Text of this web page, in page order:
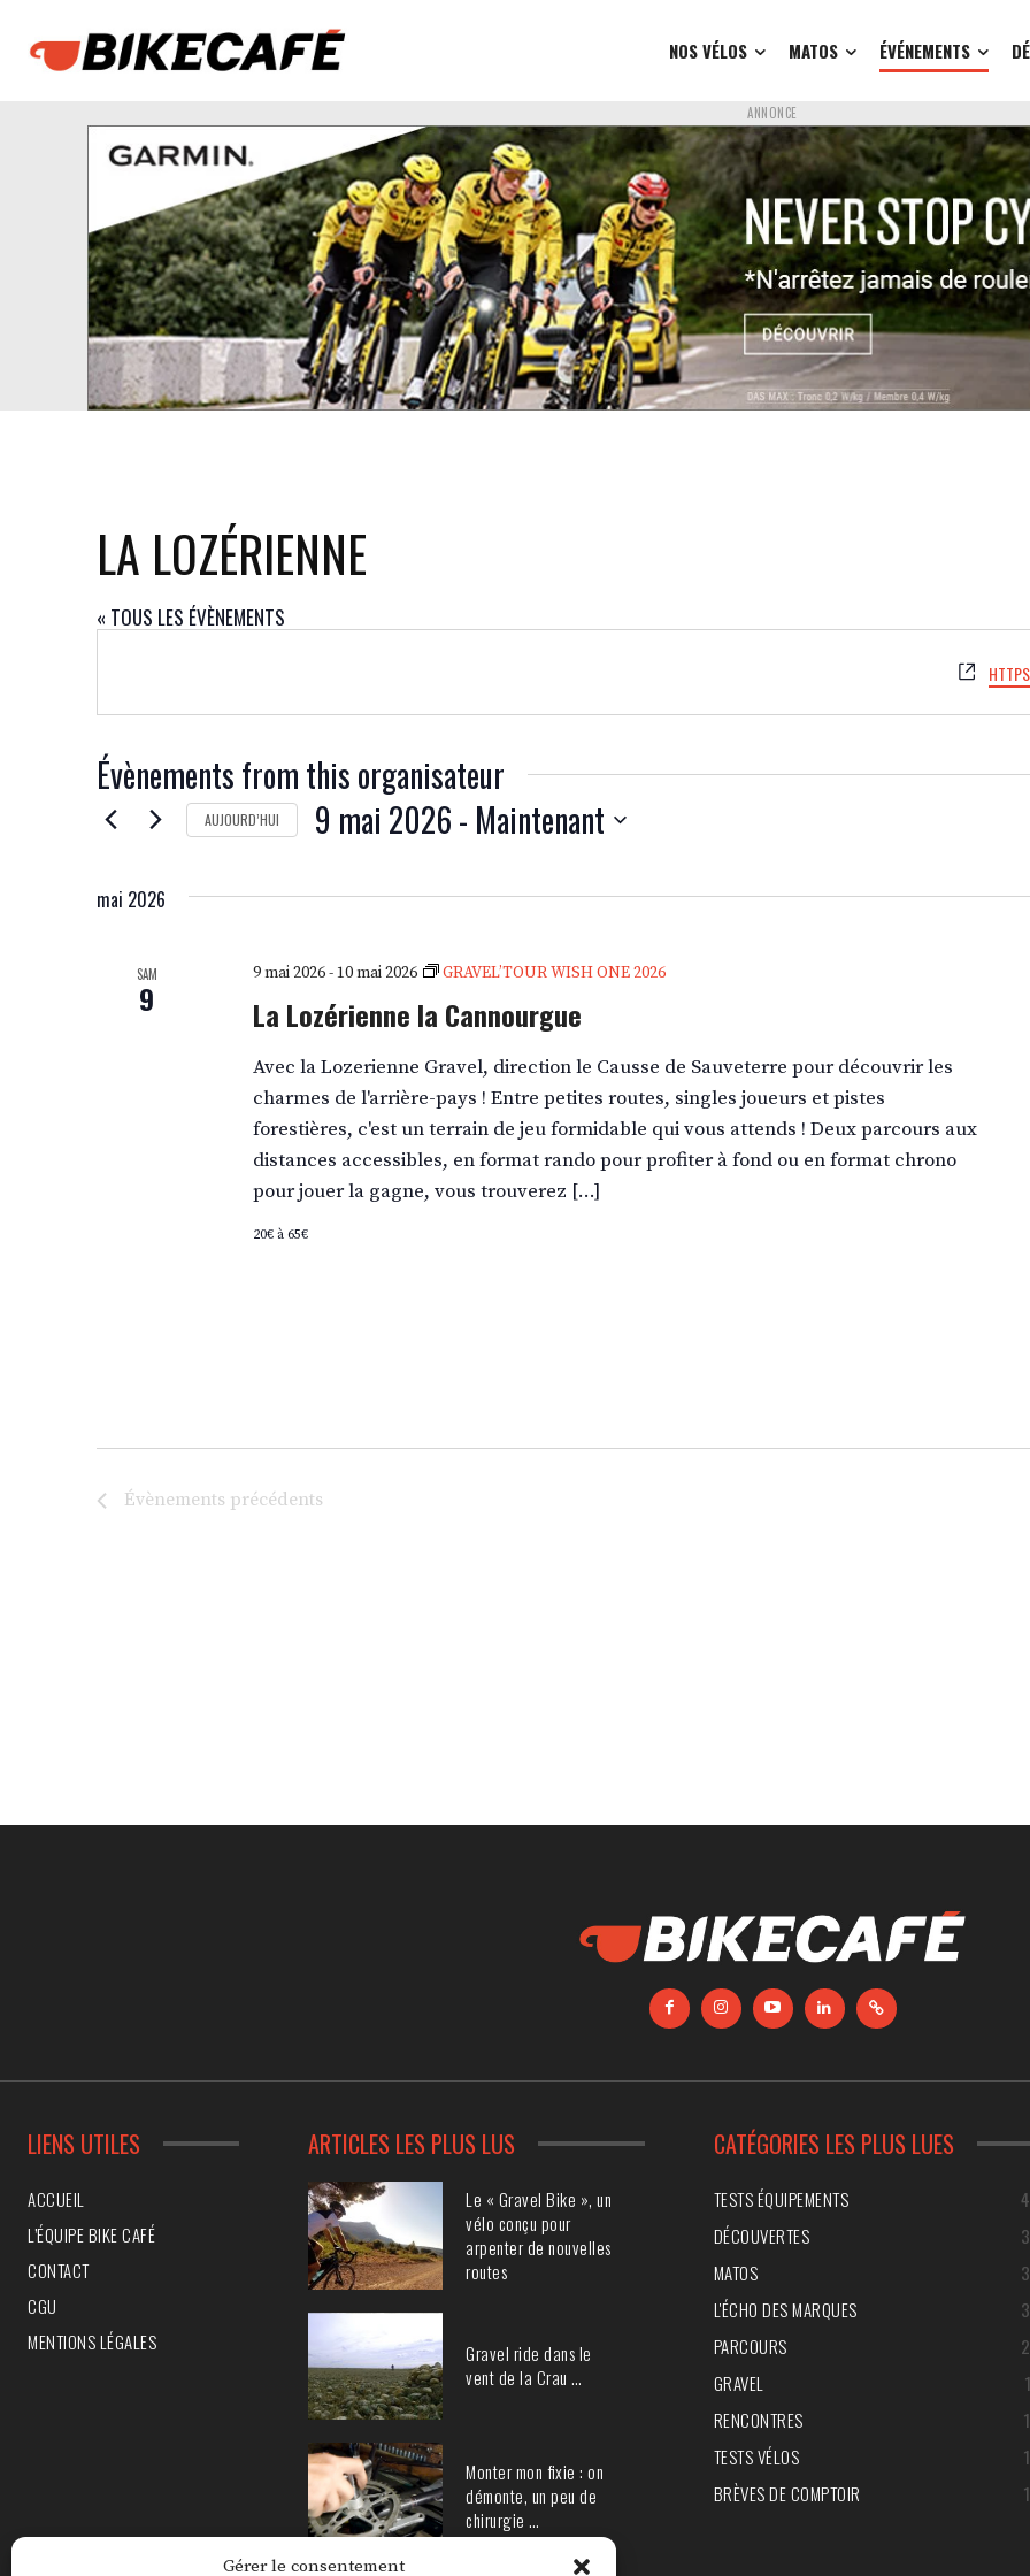
Gérer le consentement
NOS VÉLOS MATOS ÉVÉNEMENTS
ANNONCE
LA LOZÉRIENNE
« TOUS LES ÉVÈNEMENTS
SITE
WEB
Évènements from this organisateur
AUJOURD’HUI 9 mai 2026 - Maintenant
DATE.
mai 2026
SAM
9 La Lozérienne la Cannourgue
9 mai 2026-10 mai 2026 GRAVEL’TOUR WISH ONE 2026
Avec la Lozerienne Gravel, direction le Causse de Sauveterre pour découvrir les
charmes de l'arrière-pays ! Entre petites routes, singles joueurs et pistes
forestières, c'est un terrain de jeu formidable qui vous attends ! Deux parcours aux
distances accessibles, en format rando pour profiter à fond ou en format chrono
pour jouer la gagne, vous trouverez […]
20€ à 65€
Évènements précédents
LIENS UTILES
ACCUEIL
L’ÉQUIPE BIKE CAFÉ
CONTACT
CGU
MENTIONS LÉGALES
ARTICLES LES PLUS LUS
Le « Gravel Bike », un
vélo conçu pour
arpenter de nouvelles
routes
Gravel ride dans le
vent de la Crau …
Monter mon fixie : on
démonte, un peu de
chirurgie …
CATÉGORIES LES PLUS LUES
TESTS ÉQUIPEMENTS
DÉCOUVERTES
MATOS
L'ÉCHO DES MARQUES
PARCOURS
GRAVEL
RENCONTRES
TESTS VÉLOS
BRÈVES DE COMPTOIR